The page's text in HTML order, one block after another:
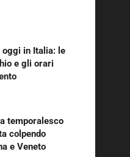
in Italia: le
e gli orari
temporalesco
colpendo
e Veneto